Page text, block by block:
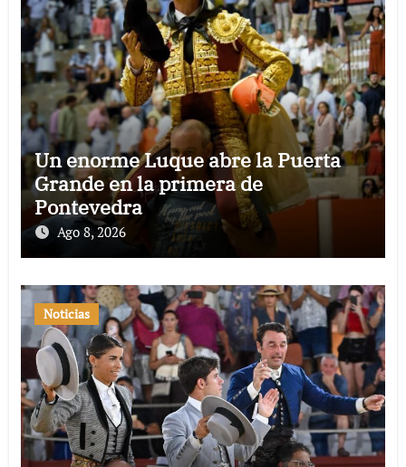
Un enorme Luque abre la Puerta
Grande en la primera de
Pontevedra
Ago 8, 2026
Noticias